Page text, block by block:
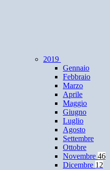
2019
Gennaio
Febbraio
Marzo
Aprile
Maggio
Giugno
Luglio
Agosto
Settembre
Ottobre
Novembre 46
Dicembre 12